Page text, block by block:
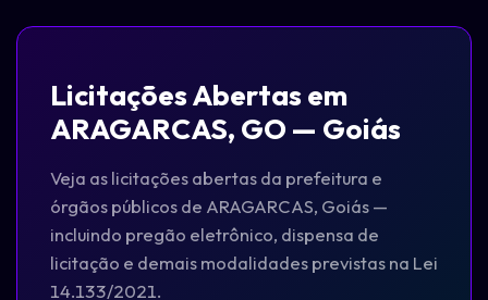
Licitações Abertas em
ARAGARCAS, GO — Goiás
Veja as licitações abertas da prefeitura e
órgãos públicos de ARAGARCAS, Goiás —
incluindo pregão eletrônico, dispensa de
licitação e demais modalidades previstas na Lei
14.133/2021.